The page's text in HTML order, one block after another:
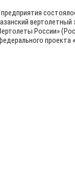
вертолетный
России»
проекта